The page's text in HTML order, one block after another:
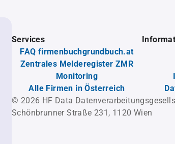
Services
FAQ firmenbuchgrundbuch.at
Zentrales Melderegister ZMR
Monitoring
Alle Firmen in Österreich
© 2026 HF Data
Schönbrunner Straße 231, 1120 Wien